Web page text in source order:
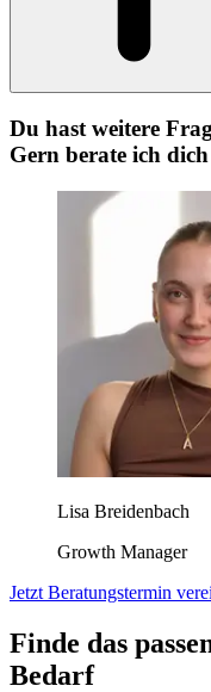
Du hast weitere
Gern berate ich
Lisa Breidenbach
Growth Manager
Jetzt Beratungstermin
Finde das
Bedarf